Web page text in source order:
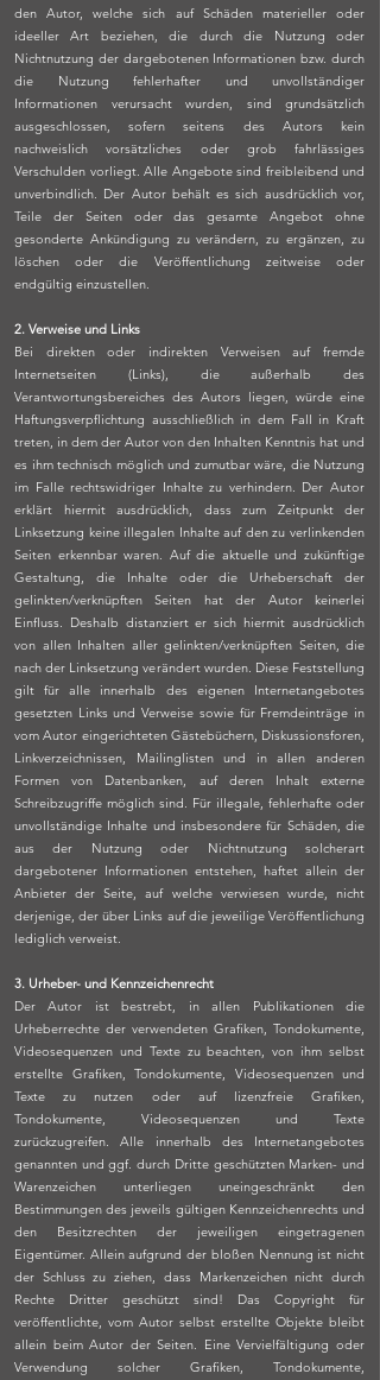
den Autor, welche sich auf Schäden materieller oder
ideeller Art beziehen, die durch die Nutzung oder
Nichtnutzung der dargebotenen Informationen bzw. durch
die Nutzung fehlerhafter und unvollständiger
Informationen verursacht wurden, sind grundsätzlich
ausgeschlossen, sofern seitens des Autors kein
nachweislich vorsätzliches oder grob fahrlässiges
Verschulden vorliegt. Alle Angebote sind freibleibend und
unverbindlich. Der Autor behält es sich ausdrücklich vor,
Teile der Seiten oder das gesamte Angebot ohne
gesonderte Ankündigung zu verändern, zu ergänzen, zu
löschen oder die Veröffentlichung zeitweise oder
endgültig einzustellen.
2. Verweise und Links
Bei direkten oder indirekten Verweisen auf fremde
Internetseiten (Links), die außerhalb des
Verantwortungsbereiches des Autors liegen, würde eine
Haftungsverpflichtung ausschließlich in dem Fall in Kraft
treten, in dem der Autor von den Inhalten Kenntnis hat und
es ihm technisch möglich und zumutbar wäre, die Nutzung
im Falle rechtswidriger Inhalte zu verhindern. Der Autor
erklärt hiermit ausdrücklich, dass zum Zeitpunkt der
Linksetzung keine illegalen Inhalte auf den zu verlinkenden
Seiten erkennbar waren. Auf die aktuelle und zukünftige
Gestaltung, die Inhalte oder die Urheberschaft der
gelinkten/verknüpften Seiten hat der Autor keinerlei
Einfluss. Deshalb distanziert er sich hiermit ausdrücklich
von allen Inhalten aller gelinkten/verknüpften Seiten, die
nach der Linksetzung verändert wurden. Diese Feststellung
gilt für alle innerhalb des eigenen Internetangebotes
gesetzten Links und Verweise sowie für Fremdeinträge in
vom Autor eingerichteten Gästebüchern, Diskussionsforen,
Linkverzeichnissen, Mailinglisten und in allen anderen
Formen von Datenbanken, auf deren Inhalt externe
Schreibzugriffe möglich sind. Für illegale, fehlerhafte oder
unvollständige Inhalte und insbesondere für Schäden, die
aus der Nutzung oder Nichtnutzung solcherart
dargebotener Informationen entstehen, haftet allein der
Anbieter der Seite, auf welche verwiesen wurde, nicht
derjenige, der über Links auf die jeweilige Veröffentlichung
lediglich verweist.
3. Urheber- und Kennzeichenrecht
Der Autor ist bestrebt, in allen Publikationen die
Urheberrechte der verwendeten Grafiken, Tondokumente,
Videosequenzen und Texte zu beachten, von ihm selbst
erstellte Grafiken, Tondokumente, Videosequenzen und
Texte zu nutzen oder auf lizenzfreie Grafiken,
Tondokumente, Videosequenzen und Texte
zurückzugreifen. Alle innerhalb des Internetangebotes
genannten und ggf. durch Dritte geschützten Marken- und
Warenzeichen unterliegen uneingeschränkt den
Bestimmungen des jeweils gültigen Kennzeichenrechts und
den Besitzrechten der jeweiligen eingetragenen
Eigentümer. Allein aufgrund der bloßen Nennung ist nicht
der Schluss zu ziehen, dass Markenzeichen nicht durch
Rechte Dritter geschützt sind! Das Copyright für
veröffentlichte, vom Autor selbst erstellte Objekte bleibt
allein beim Autor der Seiten. Eine Vervielfältigung oder
Verwendung solcher Grafiken, Tondokumente,